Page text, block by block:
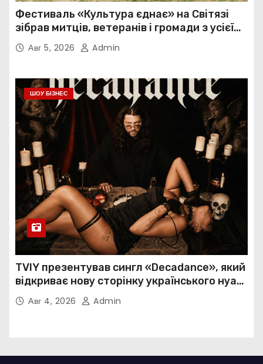
Фестиваль «Культура єднає» на Світязі
зібрав митців, ветеранів і громади з усієї
України
Авг 5, 2026 Admin
ШОУ БІЗНЕС
TVIY презентував сингл «Decadance», який
відкриває нову сторінку українського нуар-
попуАвг 4, 2026 Admin